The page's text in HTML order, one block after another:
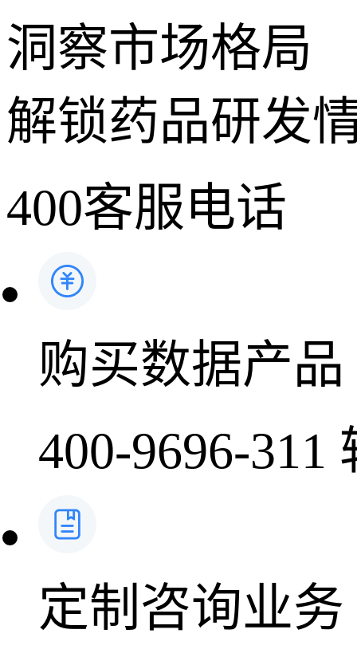
洞察市场格局
解锁药品研发
400客服电话
购买数据产品
400-9696-311
定制咨询业务